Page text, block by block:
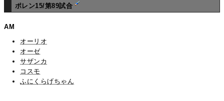
ポレン15/第89試合
AM
オーリオ
オーゼ
サザンカ
コスモ
ふにくらげちゃん